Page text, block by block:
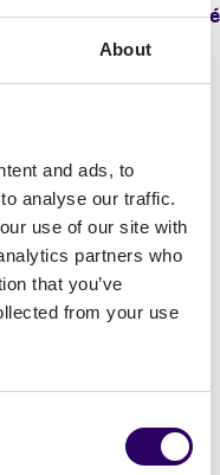
About
and ads, to
analyse our traffic.
use of our site with
partners who
that you’ve
from your use
vérification d'identité
Due